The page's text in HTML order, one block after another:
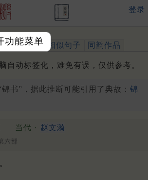
功能菜单
登录
出处、引用 相似句子 同韵作品
自动标签化，难免有误，仅供参考。
书”，据此推断可能引用了典故： 锦
当代 · 赵文漪
六部
。